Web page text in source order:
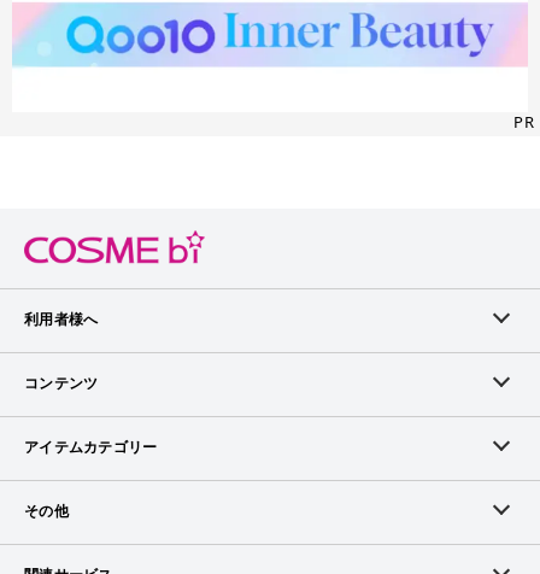
PR
利用者様へ
メンバーログイン
メンバー会員について
アイテム掲載リクエスト
コンテンツ
ランキング
ブランドから探す
アイテムカテゴリー
スキンケア
その他
お問い合わせ（ブランド様）